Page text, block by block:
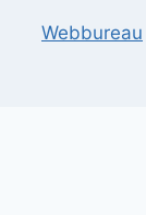
Webbureau